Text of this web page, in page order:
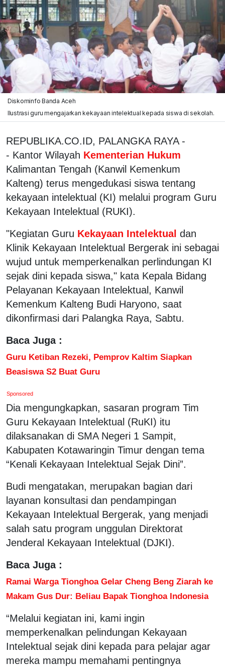
Diskominfo Banda Aceh
Ilustrasi guru mengajarkan kekayaan intelektual kepada siswa di sekolah.
REPUBLIKA.CO.ID, PALANGKA RAYA -
- Kantor Wilayah Kementerian Hukum
Kalimantan Tengah (Kanwil Kemenkum
Kalteng) terus mengedukasi siswa tentang
kekayaan intelektual (KI) melalui program Guru
Kekayaan Intelektual (RUKI).
"Kegiatan Guru Kekayaan Intelektual dan
Klinik Kekayaan Intelektual Bergerak ini sebagai
wujud untuk memperkenalkan perlindungan KI
sejak dini kepada siswa," kata Kepala Bidang
Pelayanan Kekayaan Intelektual, Kanwil
Kemenkum Kalteng Budi Haryono, saat
dikonfirmasi dari Palangka Raya, Sabtu.
Baca Juga :
Guru Ketiban Rezeki, Pemprov Kaltim Siapkan
Beasiswa S2 Buat Guru
Sponsored
Dia mengungkapkan, sasaran program Tim
Guru Kekayaan Intelektual (RuKI) itu
dilaksanakan di SMA Negeri 1 Sampit,
Kabupaten Kotawaringin Timur dengan tema
“Kenali Kekayaan Intelektual Sejak Dini”.
Budi mengatakan, merupakan bagian dari
layanan konsultasi dan pendampingan
Kekayaan Intelektual Bergerak, yang menjadi
salah satu program unggulan Direktorat
Jenderal Kekayaan Intelektual (DJKI).
Baca Juga :
Ramai Warga Tionghoa Gelar Cheng Beng Ziarah ke
Makam Gus Dur: Beliau Bapak Tionghoa Indonesia
“Melalui kegiatan ini, kami ingin
memperkenalkan pelindungan Kekayaan
Intelektual sejak dini kepada para pelajar agar
mereka mampu memahami pentingnya